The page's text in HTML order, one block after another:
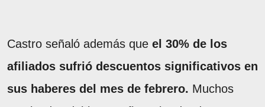
Castro señaló además que el 30% de los
afiliados sufrió descuentos significativos en
sus haberes del mes de febrero. Muchos